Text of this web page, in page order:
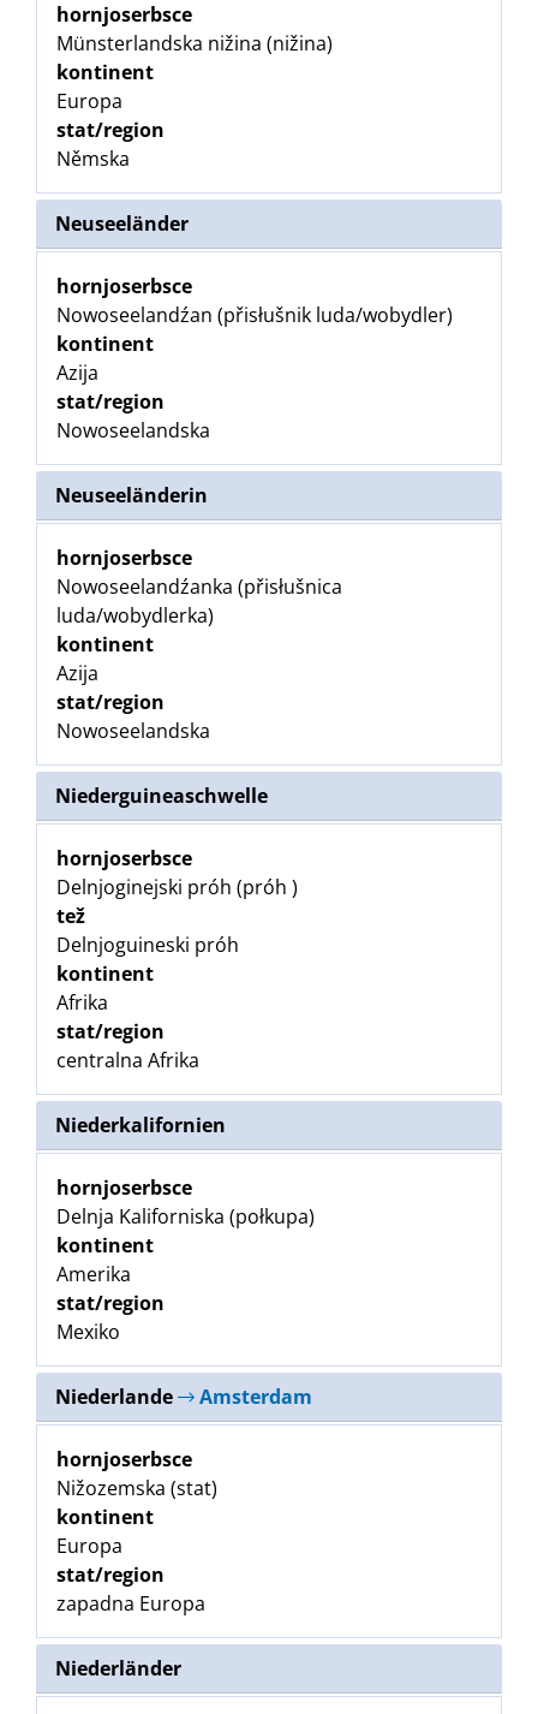
hornjoserbsce
Münsterlandska nižina (nižina)
kontinent
Europa
stat/region
Němska
Neuseeländer
hornjoserbsce
Nowoseelandźan (přisłušnik luda/wobydler)
kontinent
Azija
stat/region
Nowoseelandska
Neuseeländerin
hornjoserbsce
Nowoseelandźanka (přisłušnica
luda/wobydlerka)
kontinent
Azija
stat/region
Nowoseelandska
Niederguineaschwelle
hornjoserbsce
Delnjoginejski próh (próh )
tež
Delnjoguineski próh
kontinent
Afrika
stat/region
centralna Afrika
Niederkalifornien
hornjoserbsce
Delnja Kaliforniska (połkupa)
kontinent
Amerika
stat/region
Mexiko
Niederlande Amsterdam
hornjoserbsce
Nižozemska (stat)
kontinent
Europa
stat/region
zapadna Europa
Niederländer